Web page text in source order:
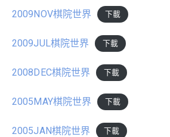
2009NOV棋院世界 下載
2009JUL棋院世界 下載
2008DEC棋院世界 下載
2005MAY棋院世界 下載
2005JAN棋院世界 下載